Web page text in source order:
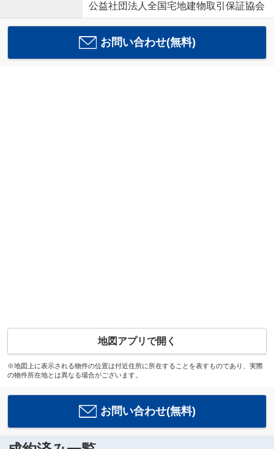
公益社団法人全国宅地建物取引保証協会
お問い合わせ(無料)
地図アプリで開く
※地図上に表示される物件の位置は付近住所に所在することを表すものであり、実際
の物件所在地とは異なる場合がございます。
お問い合わせ(無料)